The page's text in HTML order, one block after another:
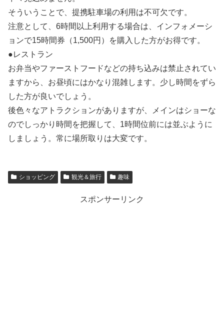
そういうことで、提携駐車場の利用は不可欠です。
注意として、6時間以上利用する場合は、インフォメーシ
ョンで15時間券（1,500円）を購入した方がお得です。
●レストラン
お弁当やファーストフードなどの持ち込みは禁止されてい
ますから、お昼頃にはかなり混雑します。少し時間をずら
した方が良いでしょう。
後色々なアトラクションがありますが、メインはショーな
のでしっかり時間を把握して、1時間位前には並ぶように
しましょう。常に場所取りは大変です。
ショッピング 観光＆旅行 趣味
スポンサーリンク